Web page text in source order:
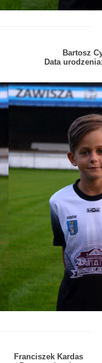
Bartosz
Data
Franciszek Kardas